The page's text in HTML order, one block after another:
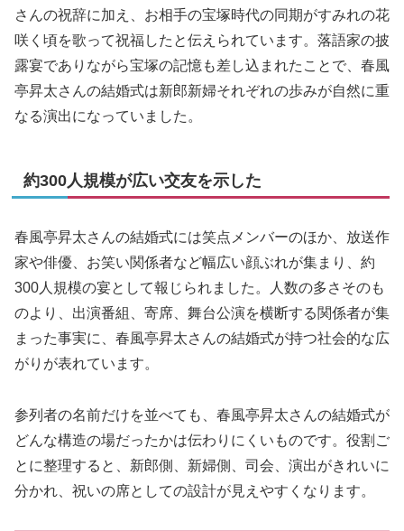
さんの祝辞に加え、お相手の宝塚時代の同期がすみれの花
咲く頃を歌って祝福したと伝えられています。落語家の披
露宴でありながら宝塚の記憶も差し込まれたことで、春風
亭昇太さんの結婚式は新郎新婦それぞれの歩みが自然に重
なる演出になっていました。
約300人規模が広い交友を示した
春風亭昇太さんの結婚式には笑点メンバーのほか、放送作
家や俳優、お笑い関係者など幅広い顔ぶれが集まり、約
300人規模の宴として報じられました。人数の多さそのも
のより、出演番組、寄席、舞台公演を横断する関係者が集
まった事実に、春風亭昇太さんの結婚式が持つ社会的な広
がりが表れています。
参列者の名前だけを並べても、春風亭昇太さんの結婚式が
どんな構造の場だったかは伝わりにくいものです。役割ご
とに整理すると、新郎側、新婦側、司会、演出がきれいに
分かれ、祝いの席としての設計が見えやすくなります。